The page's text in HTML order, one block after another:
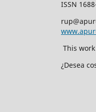
ISSN
This
¿Desea